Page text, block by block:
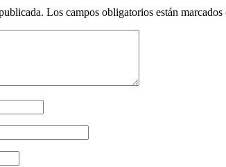
Los campos obligatorios están marcados